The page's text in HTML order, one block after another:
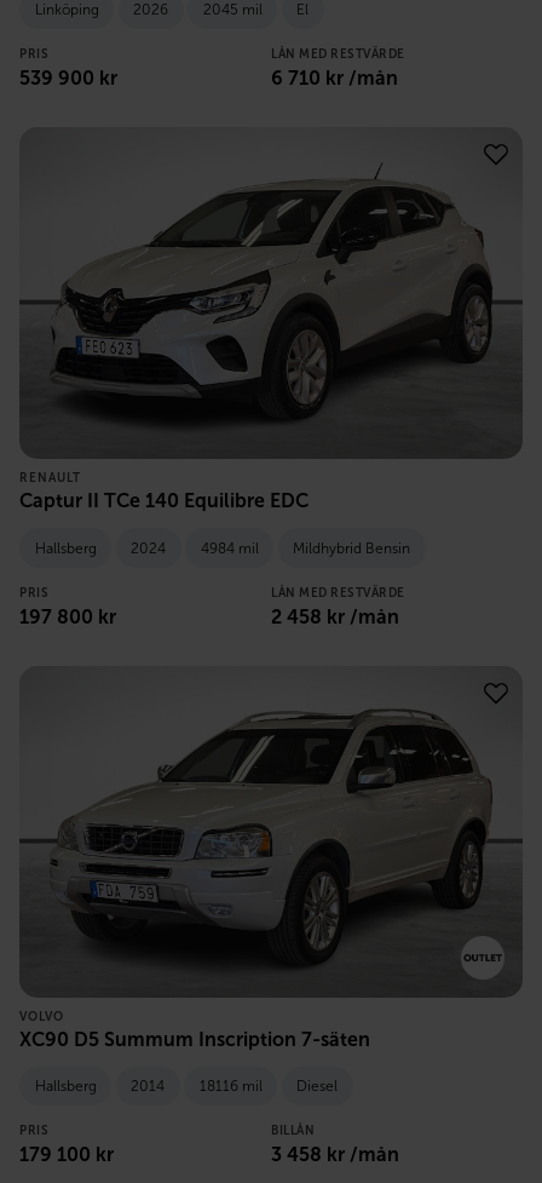
Linköping 2026 2045 mil El
PRIS
539 900 kr
LÅN MED RESTVÄRDE
6 710 kr /mån
RENAULT
Captur II TCe 140 Equilibre EDC
Hallsberg 2024 4984 mil Mildhybrid Bensin
PRIS
197 800 kr
LÅN MED RESTVÄRDE
2 458 kr /mån
VOLVO
XC90 D5 Summum Inscription 7-säten
Hallsberg 2014 18116 mil Diesel
PRIS
179 100 kr
BILLÅN
3 458 kr /mån